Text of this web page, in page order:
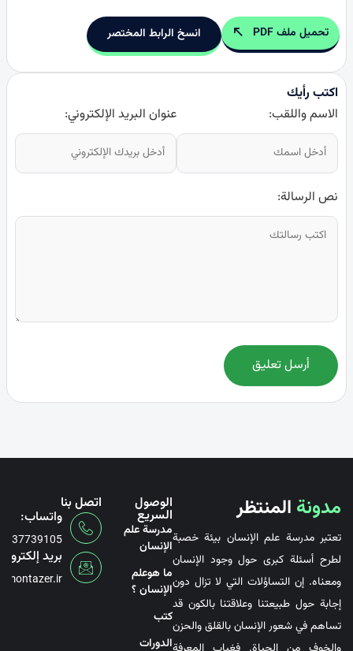
تحميل ملف PDF انسخ الرابط المختصر
اكتب رأيك
الاسم واللقب:
عنوان البريد الإلكتروني:
نص الرسالة:
أرسل تعليق
مدونة المنتظر
تعتبر مدرسة علم الإنسان بيئة خصبة
لطرح أسئلة كبرى حول وجود الإنسان
ومعناه. إن التساؤلات التي لا تزال دون
إجابة حول طبيعتنا وعلاقتنا بالكون قد
تساهم في شعور الإنسان بالقلق والحزن
الوصول
السريع
مدرسة علم
الإنسان
ما هوعلم
الإنسان ؟
کتب
الدورات
اتصل بنا
واتساب:
بريد